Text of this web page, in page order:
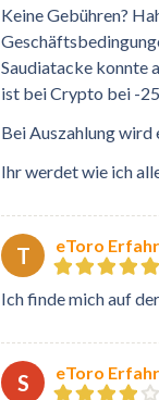
Keine Gebühren?
Saudiatacke konnte
ist bei Crypto bei -
Bei Auszahlung
Ihr werdet wie ich
T eToro
Ich finde mich auf
S eToro